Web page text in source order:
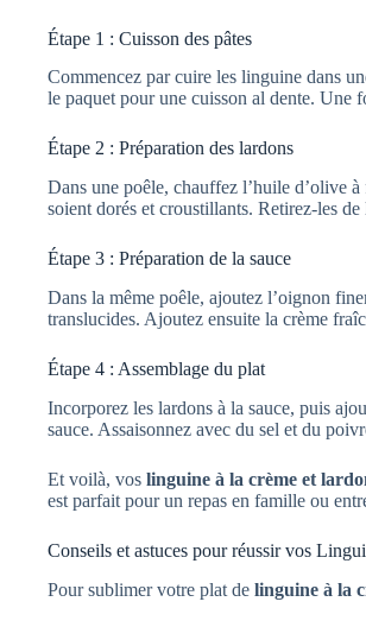
Étape 1 : Cuisson des pâtes
Commencez par cuire les linguine dans
le paquet pour une cuisson al dente. Une
Étape 2 : Préparation des lardons
Dans une poêle, chauffez l’huile d’olive
soient dorés et croustillants. Retirez-les
Étape 3 : Préparation de la sauce
Dans la même poêle, ajoutez l’oignon
translucides. Ajoutez ensuite la crème
Étape 4 : Assemblage du plat
Incorporez les lardons à la sauce, puis
sauce. Assaisonnez avec du sel et du
Et voilà, vos linguine à la crème et
est parfait pour un repas en famille ou
Conseils et astuces pour réussir vos
Pour sublimer votre plat de linguine à la